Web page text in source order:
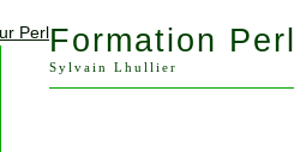
Formation Perl
Sylvain Lhullier